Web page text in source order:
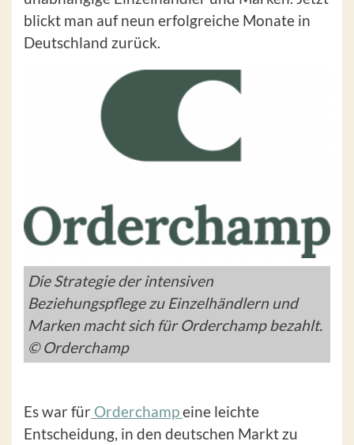
blickt man auf neun erfolgreiche Monate in
Deutschland zurück.
Die Strategie der intensiven
Beziehungspflege zu Einzelhändlern und
Marken macht sich für Orderchamp bezahlt.
© Orderchamp
Es war für Orderchampeine leichte
Entscheidung, in den deutschen Markt zu